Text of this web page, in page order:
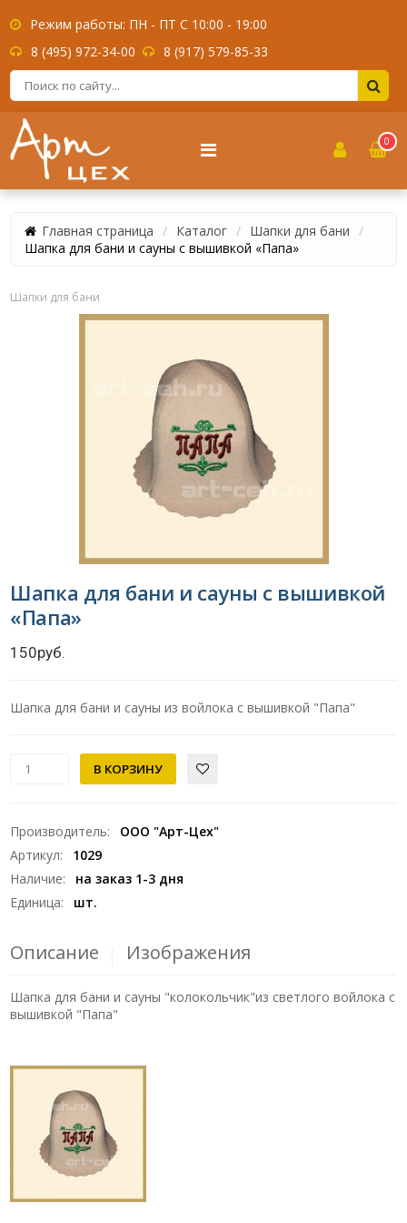
Режим работы: ПН - ПТ С 10:00 - 19:00
8 (495) 972-34-00
8 (917) 579-85-33
0
Главная страница Каталог
Шапки для бани
Шапка для бани и сауны с вышивкой «Папа»
Шапки для бани
Шапка для бани и сауны с вышивкой
«Папа»
150руб.
Шапка для бани и сауны из войлока с вышивкой "Папа"
Производитель:
ООО "Арт-Цех"
Артикул:
1029
Наличие:
на заказ 1-3 дня
Единица: шт.
Описание Изображения
Шапка для бани и сауны "колокольчик"из светлого войлока с
вышивкой "Папа"